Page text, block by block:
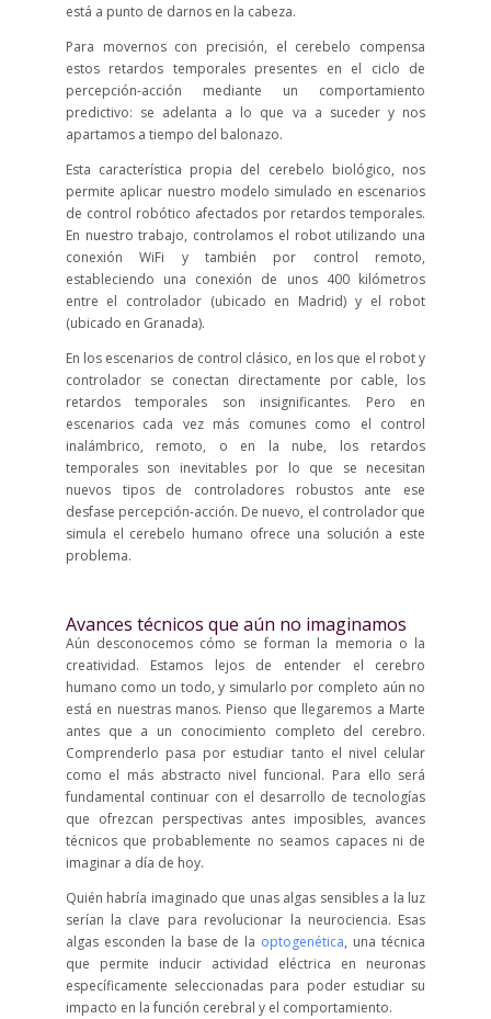
está a punto de darnos en la cabeza.
Para movernos con precisión, el cerebelo compensa
estos retardos temporales presentes en el ciclo de
percepción-acción mediante un comportamiento
predictivo: se adelanta a lo que va a suceder y nos
apartamos a tiempo del balonazo.
Esta característica propia del cerebelo biológico, nos
permite aplicar nuestro modelo simulado en escenarios
de control robótico afectados por retardos temporales.
En nuestro trabajo, controlamos el robot utilizando una
conexión WiFi y también por control remoto,
estableciendo una conexión de unos 400 kilómetros
entre el controlador (ubicado en Madrid) y el robot
(ubicado en Granada).
En los escenarios de control clásico, en los que el robot y
controlador se conectan directamente por cable, los
retardos temporales son insignificantes. Pero en
escenarios cada vez más comunes como el control
inalámbrico, remoto, o en la nube, los retardos
temporales son inevitables por lo que se necesitan
nuevos tipos de controladores robustos ante ese
desfase percepción-acción. De nuevo, el controlador que
simula el cerebelo humano ofrece una solución a este
problema.
Avances técnicos que aún no imaginamos
Aún desconocemos cómo se forman la memoria o la
creatividad. Estamos lejos de entender el cerebro
humano como un todo, y simularlo por completo aún no
está en nuestras manos. Pienso que llegaremos a Marte
antes que a un conocimiento completo del cerebro.
Comprenderlo pasa por estudiar tanto el nivel celular
como el más abstracto nivel funcional. Para ello será
fundamental continuar con el desarrollo de tecnologías
que ofrezcan perspectivas antes imposibles, avances
técnicos que probablemente no seamos capaces ni de
imaginar a día de hoy.
Quién habría imaginado que unas algas sensibles a la luz
serían la clave para revolucionar la neurociencia. Esas
algas esconden la base de la optogenética, una técnica
que permite inducir actividad eléctrica en neuronas
específicamente seleccionadas para poder estudiar su
impacto en la función cerebral y el comportamiento.